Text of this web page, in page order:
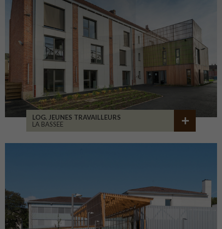
LOG. JEUNES TRAVAILLEURS
LA BASSEE